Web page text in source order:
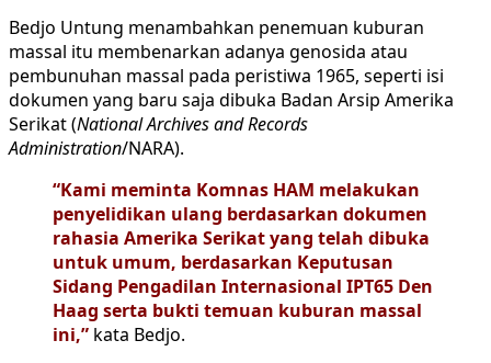
Bedjo Untung menambahkan penemuan kuburan
massal itu membenarkan adanya genosida atau
pembunuhan massal pada peristiwa 1965, seperti isi
dokumen yang baru saja dibuka Badan Arsip Amerika
Serikat (National Archives and Records
Administration/NARA).
“Kami meminta Komnas HAM melakukan
penyelidikan ulang berdasarkan dokumen
rahasia Amerika Serikat yang telah dibuka
untuk umum, berdasarkan Keputusan
Sidang Pengadilan Internasional IPT65 Den
Haag serta bukti temuan kuburan massal
ini,” kata Bedjo.